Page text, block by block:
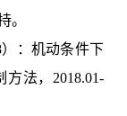
。
）：机动条件下
法，2018.01-